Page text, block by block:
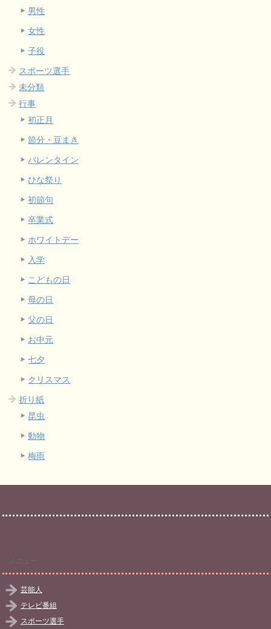
男性
女性
子役
スポーツ選手
未分類
行事
初正月
節分・豆まき
バレンタイン
ひな祭り
初節句
卒業式
ホワイトデー
入学
こどもの日
母の日
父の日
お中元
七夕
クリスマス
折り紙
昆虫
動物
梅雨
芸能人
テレビ番組
スポーツ選手